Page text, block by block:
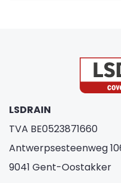
LSDRAIN
TVA BE0523871660
Antwerpsesteenweg
9041 Gent-Oostakker